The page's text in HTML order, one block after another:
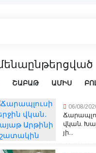
ՇԱԲԱԹ ԱՄԻՍ
06/08/
վկան.
յի...